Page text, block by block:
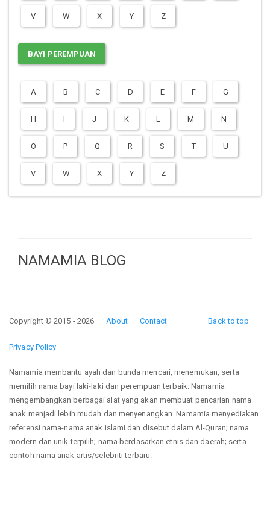
V W X Y Z
BAYI PEREMPUAN
A B C D E F G
H I J K L M N
O P Q R S T U
V W X Y Z
NAMAMIA BLOG
Back to top
Copyright © 2015 - 2026 About Contact
Privacy Policy
Namamia membantu ayah dan bunda mencari, menemukan, serta
memilih nama bayi laki-laki dan perempuan terbaik. Namamia
mengembangkan berbagai alat yang akan membuat pencarian nama
anak menjadi lebih mudah dan menyenangkan. Namamia menyediakan
referensi nama-nama anak islami dan disebut dalam Al-Quran; nama
modern dan unik terpilih; nama berdasarkan etnis dan daerah; serta
contoh nama anak artis/selebriti terbaru.